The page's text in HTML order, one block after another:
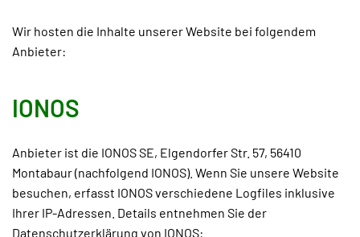
Wir hosten die Inhalte unserer Website bei folgendem
Anbieter:
IONOS
Anbieter ist die IONOS SE, Elgendorfer Str. 57, 56410
Montabaur (nachfolgend IONOS). Wenn Sie unsere Website
besuchen, erfasst IONOS verschiedene Logfiles inklusive
Ihrer IP-Adressen. Details entnehmen Sie der
Datenschutzerklärung von IONOS: